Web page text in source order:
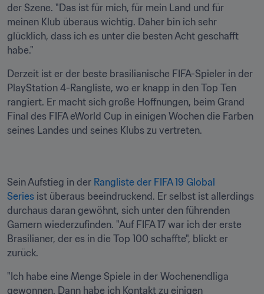
der Szene. "Das ist für mich, für mein Land und für
meinen Klub überaus wichtig. Daher bin ich sehr
glücklich, dass ich es unter die besten Acht geschafft
habe."
Derzeit ist er der beste brasilianische FIFA-Spieler in der
PlayStation 4-Rangliste, wo er knapp in den Top Ten
rangiert. Er macht sich große Hoffnungen, beim Grand
Final des FIFA eWorld Cup in einigen Wochen die Farben
seines Landes und seines Klubs zu vertreten.
Sein Aufstieg in der Rangliste der FIFA 19 Global
Series ist überaus beeindruckend. Er selbst ist allerdings
durchaus daran gewöhnt, sich unter den führenden
Gamern wiederzufinden. "Auf FIFA 17 war ich der erste
Brasilianer, der es in die Top 100 schaffte", blickt er
zurück.
"Ich habe eine Menge Spiele in der Wochenendliga
gewonnen. Dann habe ich Kontakt zu einigen